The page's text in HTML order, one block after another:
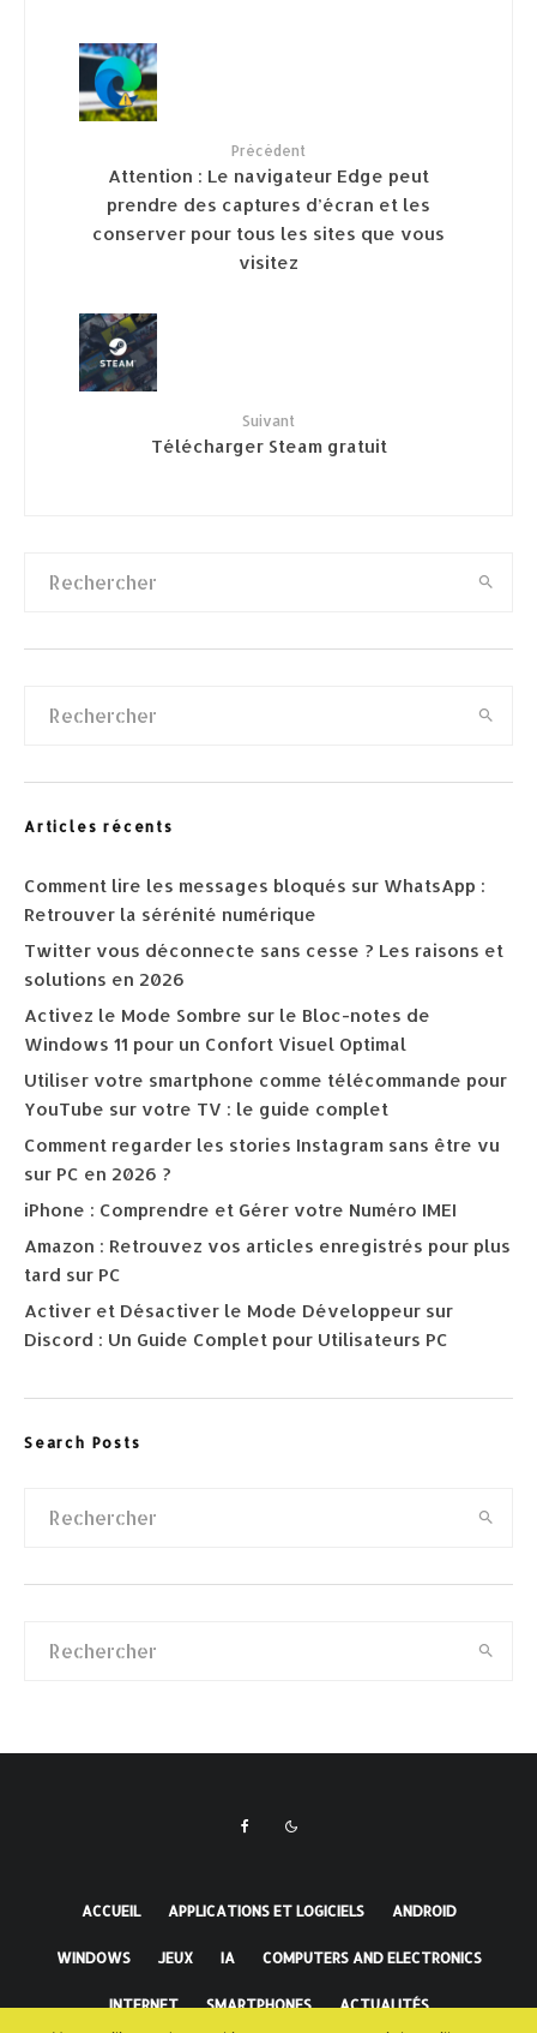
Précédent
Attention : Le navigateur Edge peut
prendre des captures d’écran et les
conserver pour tous les sites que vous
visitez
Suivant
Télécharger Steam gratuit
Articles récents
Comment lire les messages bloqués sur WhatsApp :
Retrouver la sérénité numérique
Twitter vous déconnecte sans cesse ? Les raisons et
solutions en 2026
Activez le Mode Sombre sur le Bloc-notes de
Windows 11 pour un Confort Visuel Optimal
Utiliser votre smartphone comme télécommande pour
YouTube sur votre TV : le guide complet
Comment regarder les stories Instagram sans être vu
sur PC en 2026 ?
iPhone : Comprendre et Gérer votre Numéro IMEI
Amazon : Retrouvez vos articles enregistrés pour plus
tard sur PC
Activer et Désactiver le Mode Développeur sur
Discord : Un Guide Complet pour Utilisateurs PC
Search Posts
ACCUEIL APPLICATIONS ET LOGICIELS ANDROID
WINDOWS JEUX IA COMPUTERS AND ELECTRONICS
INTERNET SMARTPHONES ACTUALITÉS